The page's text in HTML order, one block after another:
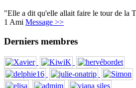
"Elle a dit qu'elle allait faire le tour de la
1 Ami Message >>
Derniers membres